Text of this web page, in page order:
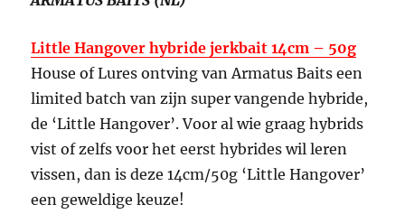
Little Hangover hybride jerkbait 14cm – 50g
House of Lures ontving van Armatus Baits een
limited batch van zijn super vangende hybride,
de ‘Little Hangover’. Voor al wie graag hybrids
vist of zelfs voor het eerst hybrides wil leren
vissen, dan is deze 14cm/50g ‘Little Hangover’
een geweldige keuze!